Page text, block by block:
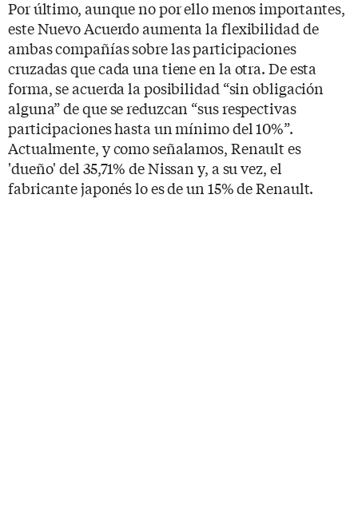
Por último, aunque no por ello menos importantes,
este Nuevo Acuerdo aumenta la flexibilidad de
ambas compañías sobre las participaciones
cruzadas que cada una tiene en la otra. De esta
forma, se acuerda la posibilidad “sin obligación
alguna” de que se reduzcan “sus respectivas
participaciones hasta un mínimo del 10%”.
Actualmente, y como señalamos, Renault es
'dueño' del 35,71% de Nissan y, a su vez, el
fabricante japonés lo es de un 15% de Renault.